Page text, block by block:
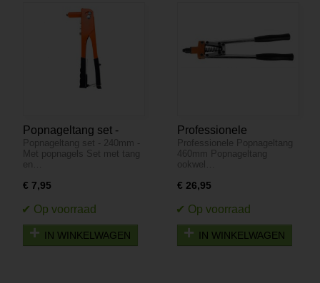
Popnageltang set -
240mm - Met popnagels
Popnageltang set - 240mm -
Met popnagels Set met tang
en…
€ 7,95
IN WINKELWAGEN
Professionele
Popnageltang 460mm
Professionele Popnageltang
460mm Popnageltang
ookwel…
€ 26,95
IN WINKELWAGEN